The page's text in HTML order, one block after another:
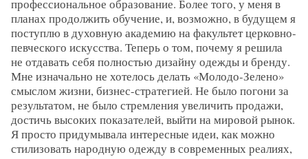
профессиональное образование. Более того, у меня в
планах продолжить обучение, и, возможно, в будущем я
поступлю в духовную академию на факультет церковно-
певческого искусства. Теперь о том, почему я решила
не отдавать себя полностью дизайну одежды и бренду.
Мне изначально не хотелось делать «Молодо-Зелено»
смыслом жизни, бизнес-стратегией. Не было погони за
результатом, не было стремления увеличить продажи,
достичь высоких показателей, выйти на мировой рынок.
Я просто придумывала интересные идеи, как можно
стилизовать народную одежду в современных реалиях,